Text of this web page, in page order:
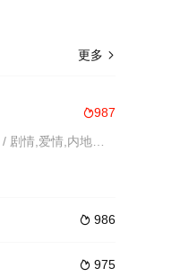
更多 
987
 986
 975